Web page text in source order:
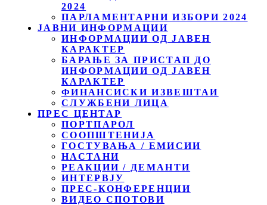
2024
ПАРЛАМЕНТАРНИ ИЗБОРИ 2024
ЈАВНИ ИНФОРМАЦИИ
ИНФОРМАЦИИ ОД ЈАВЕН
КАРАКТЕР
БАРАЊЕ ЗА ПРИСТАП ДО
ИНФОРМАЦИИ ОД ЈАВЕН
КАРАКТЕР
ФИНАНСИСКИ ИЗВЕШТАИ
СЛУЖБЕНИ ЛИЦА
ПРЕС ЦЕНТАР
ПОРТПАРОЛ
СООПШТЕНИЈА
ГОСТУВАЊА / ЕМИСИИ
НАСТАНИ
РЕАКЦИИ / ДЕМАНТИ
ИНТЕРВЈУ
ПРЕС-КОНФЕРЕНЦИИ
ВИДЕО СПОТОВИ